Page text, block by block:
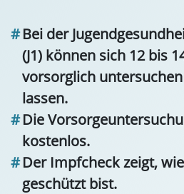
Bei der
(J1) können sich 12 bis
vorsorglich
lassen.
Die
kostenlos.
Der Impfcheck zeigt,
geschützt bist.